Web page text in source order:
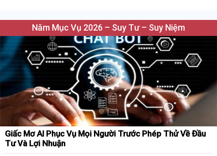
Năm Mục Vụ 2026 – Suy Tư – Suy Niệm
Giấc Mơ AI Phục Vụ Mọi Người Trước Phép Thử Về Đầu
Tư Và Lợi Nhuận